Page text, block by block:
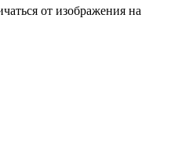
от изображения на